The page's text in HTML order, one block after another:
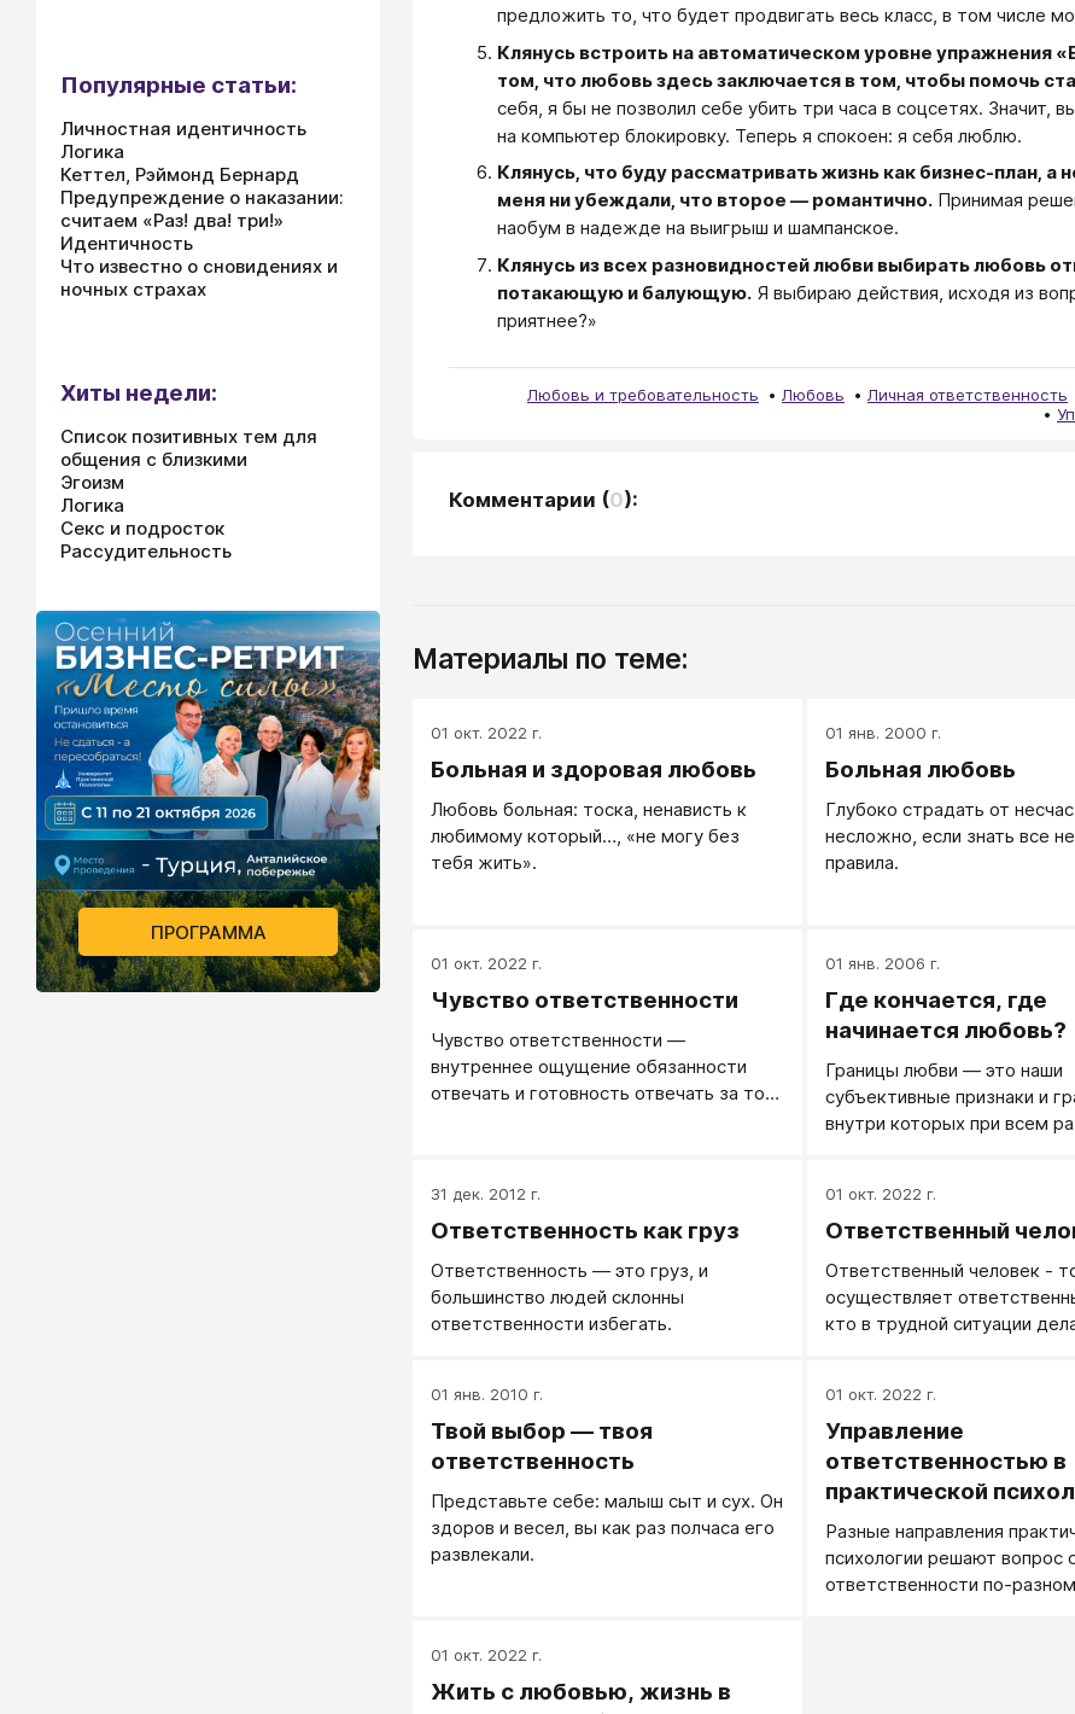
предложить то, что будет продвигать весь класс, в том числе
Клянусь встроить на автоматическом уровне упражнения
том, что любовь здесь заключается в том, чтобы помочь
себя, я бы не позволил себе убить три часа в соцсетях.
на компьютер блокировку. Теперь я спокоен: я себя люблю.
Клянусь, что буду рассматривать жизнь как бизнес-план,
меня ни убеждали, что второе — романтично. Принимая
наобум в надежде на выигрыш и шампанское.
Клянусь из всех разновидностей любви выбирать любовь
потакающую и балующую. Я выбираю действия, исходя из
приятнее?»
Любовь и требовательность Любовь Личная ответственность
Комментарии (0):
Материалы по теме:
01 окт. 2022 г.
Больная и здоровая любовь
Любовь больная: тоска, ненависть к
любимому который…, «не могу без
тебя жить».
01 янв. 2000 г.
Больная любовь
Глубоко страдать от
несложно, если знать все
правила.
01 окт. 2022 г.
Чувство ответственности
Чувство ответственности ―
внутреннее ощущение обязанности
отвечать и готовность отвечать за то
01 янв. 2006 г.
Где кончается, где
начинается любовь?
Границы любви — это наши
субъективные признаки и
внутри которых при всем
31 дек. 2012 г.
Ответственность как груз
Ответственность — это груз, и
большинство людей склонны
ответственности избегать.
01 окт. 2022 г.
Ответственный
Ответственный человек -
осуществляет
кто в трудной ситуации
01 янв. 2010 г.
Твой выбор — твоя
ответственность
Представьте себе: малыш сыт и сух. Он
здоров и весел, вы как раз полчаса его
развлекали.
01 окт. 2022 г.
Управление
ответственностью в
практической
Разные направления
психологии решают вопрос
ответственности по-
01 окт. 2022 г.
Жить с любовью, жизнь в
Популярные статьи:
Личностная идентичность
Логика
Кеттел, Рэймонд Бернард
Предупреждение о наказании:
считаем «Раз! два! три!»
Идентичность
Что известно о сновидениях и
ночных страхах
Хиты недели:
Список позитивных тем для
общения с близкими
Эгоизм
Логика
Секс и подросток
Рассудительность
ПРОГРАММА